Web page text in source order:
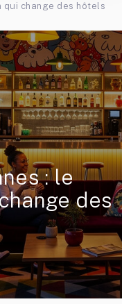
qui change des hôtels
: le
des